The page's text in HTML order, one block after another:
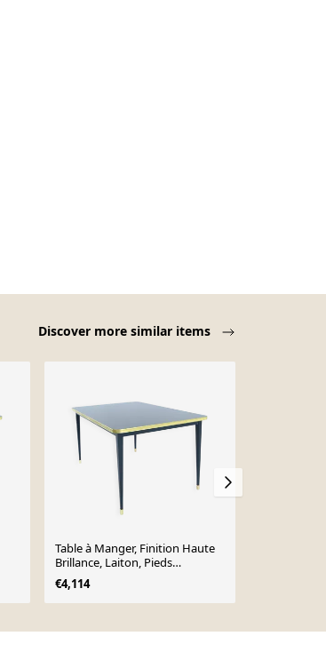
Discover more similar items
Table à Manger, Finition Haute
Brillance, Laiton, Pieds
Coniques, Bleu Marin de Nuit - S
€4,114